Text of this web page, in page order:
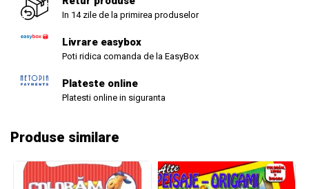
In 14 zile de la primirea produselor
Livrare easybox
Poti ridica comanda de la EasyBox
Plateste online
Platesti online in siguranta
Produse similare